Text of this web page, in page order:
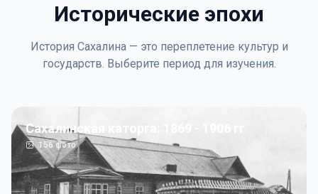
Исторические эпохи
История Сахалина — это переплетение культур и
государств. Выберите период для изучения.
Сахалинская каторга: 1869 - 1906 гг
156фото